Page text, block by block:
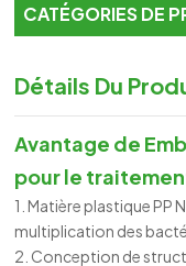
CATÉGORIES DE
Détails Du
Avantage de
pour le
1. Matière plastique PP
multiplication des
2. Conception de